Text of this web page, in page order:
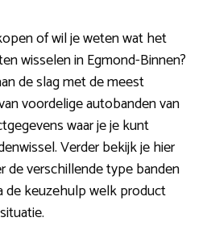
of wil je weten wat het
wisselen in Egmond-Binnen?
de slag met de meest
voordelige autobanden van
waar je je kunt
Verder bekijk je hier
de verschillende type banden
de keuzehulp welk product